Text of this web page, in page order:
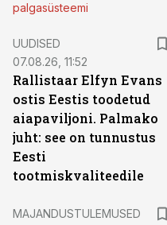
palgasüsteemi
UUDISED
07.08.26, 11:52
Rallistaar Elfyn Evans
ostis Eestis toodetud
aiapaviljoni. Palmako
juht: see on tunnustus
Eesti
tootmiskvaliteedile
MAJANDUSTULEMUSED